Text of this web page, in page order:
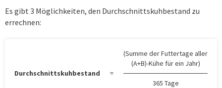
Es gibt 3 Möglichkeiten, den Durchschnittskuhbestand zu
errechnen:
(Summe der Futtertage aller
(A+B)-Kühe für ein Jahr)
Durchschnittskuhbestand
=
365 Tage